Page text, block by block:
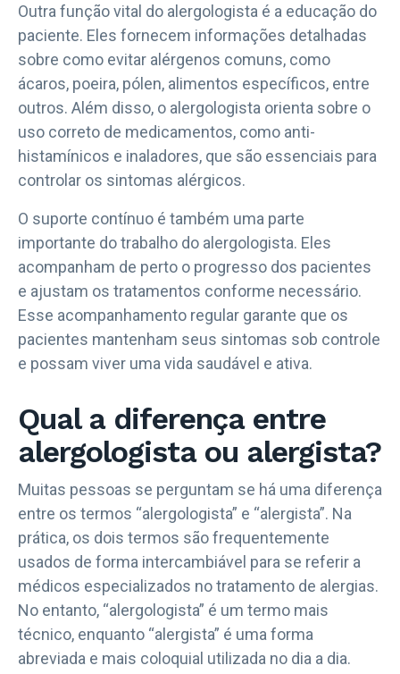
Outra função vital do alergologista é a educação do
paciente. Eles fornecem informações detalhadas
sobre como evitar alérgenos comuns, como
ácaros, poeira, pólen, alimentos específicos, entre
outros. Além disso, o alergologista orienta sobre o
uso correto de medicamentos, como anti-
histamínicos e inaladores, que são essenciais para
controlar os sintomas alérgicos.
O suporte contínuo é também uma parte
importante do trabalho do alergologista. Eles
acompanham de perto o progresso dos pacientes
e ajustam os tratamentos conforme necessário.
Esse acompanhamento regular garante que os
pacientes mantenham seus sintomas sob controle
e possam viver uma vida saudável e ativa.
Qual a diferença entre
alergologista ou alergista?
Muitas pessoas se perguntam se há uma diferença
entre os termos “alergologista” e “alergista”. Na
prática, os dois termos são frequentemente
usados de forma intercambiável para se referir a
médicos especializados no tratamento de alergias.
No entanto, “alergologista” é um termo mais
técnico, enquanto “alergista” é uma forma
abreviada e mais coloquial utilizada no dia a dia.